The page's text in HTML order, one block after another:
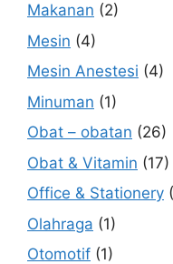
Makanan (2)
Mesin (4)
Mesin Anestesi (4)
Minuman (1)
Obat – obatan (26)
Obat & Vitamin (17)
Office & Stationery
Olahraga (1)
Otomotif (1)